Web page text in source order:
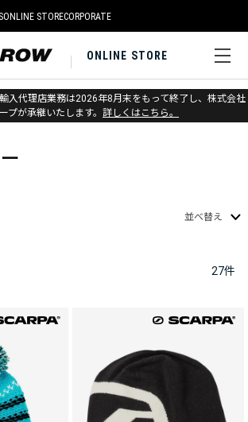
ONLINE STORECORPORATE
ONLINE STORE
入代理店業務は2026年8月末をもって終了し、株式会社
プが承継いたします。 詳しくはこちら。
アクセサリー
並べ替え
27件